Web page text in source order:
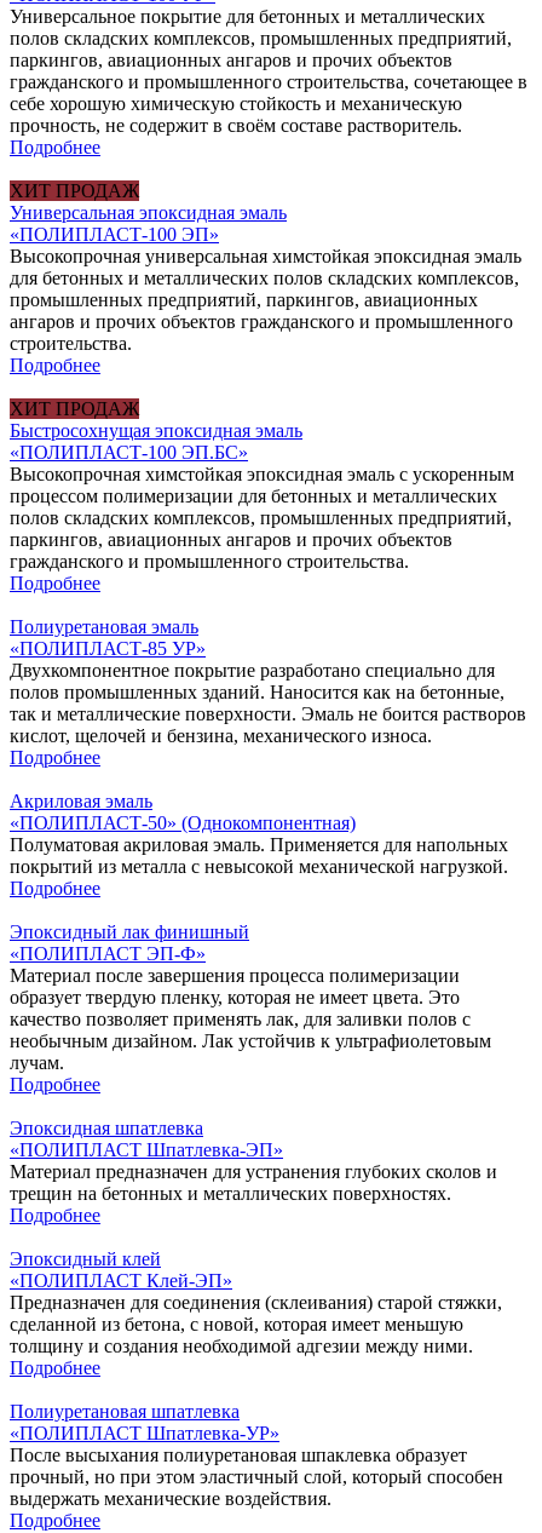
Универсальное покрытие для бетонных и металлических
полов складских комплексов, промышленных предприятий,
паркингов, авиационных ангаров и прочих объектов
гражданского и промышленного строительства, сочетающее в
себе хорошую химическую стойкость и механическую
прочность, не содержит в своём составе растворитель.
Подробнее
ХИТ ПРОДАЖ
Универсальная эпоксидная эмаль
«ПОЛИПЛАСТ-100 ЭП»
Высокопрочная универсальная химстойкая эпоксидная эмаль
для бетонных и металлических полов складских комплексов,
промышленных предприятий, паркингов, авиационных
ангаров и прочих объектов гражданского и промышленного
строительства.
Подробнее
ХИТ ПРОДАЖ
Быстросохнущая эпоксидная эмаль
«ПОЛИПЛАСТ-100 ЭП.БС»
Высокопрочная химстойкая эпоксидная эмаль с ускоренным
процессом полимеризации для бетонных и металлических
полов складских комплексов, промышленных предприятий,
паркингов, авиационных ангаров и прочих объектов
гражданского и промышленного строительства.
Подробнее
Полиуретановая эмаль
«ПОЛИПЛАСТ-85 УР»
Двухкомпонентное покрытие разработано специально для
полов промышленных зданий. Наносится как на бетонные,
так и металлические поверхности. Эмаль не боится растворов
кислот, щелочей и бензина, механического износа.
Подробнее
Акриловая эмаль
«ПОЛИПЛАСТ-50» (Однокомпонентная)
Полуматовая акриловая эмаль. Применяется для напольных
покрытий из металла с невысокой механической нагрузкой.
Подробнее
Эпоксидный лак финишный
«‎ПОЛИПЛАСТ ЭП-Ф»
Материал после завершения процесса полимеризации
образует твердую пленку, которая не имеет цвета. Это
качество позволяет применять лак, для заливки полов с
необычным дизайном. Лак устойчив к ультрафиолетовым
лучам.
Подробнее
Эпоксидная шпатлевка
«ПОЛИПЛАСТ Шпатлевка-ЭП‎»
Материал предназначен для устранения глубоких сколов и
трещин на бетонных и металлических поверхностях.
Подробнее
Эпоксидный клей
«‎ПОЛИПЛАСТ Клей-ЭП»
Предназначен для соединения (склеивания) старой стяжки,
сделанной из бетона, с новой, которая имеет меньшую
толщину и создания необходимой адгезии между ними.
Подробнее
Полиуретановая шпатлевка
«ПОЛИПЛАСТ Шпатлевка-УР‎»
После высыхания полиуретановая шпаклевка образует
прочный, но при этом эластичный слой, который способен
выдержать механические воздействия.
Подробнее